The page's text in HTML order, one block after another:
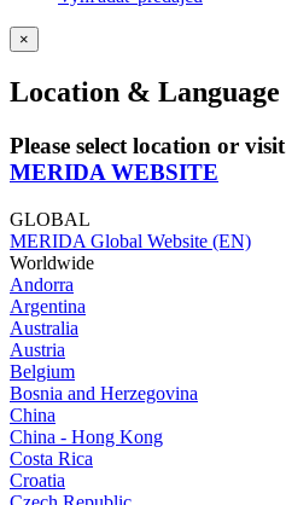
×
Location & Language
Please select location or visit
MERIDA WEBSITE
GLOBAL
MERIDA Global Website (EN)
Worldwide
Andorra
Argentina
Australia
Austria
Belgium
Bosnia and Herzegovina
China
China - Hong Kong
Costa Rica
Croatia